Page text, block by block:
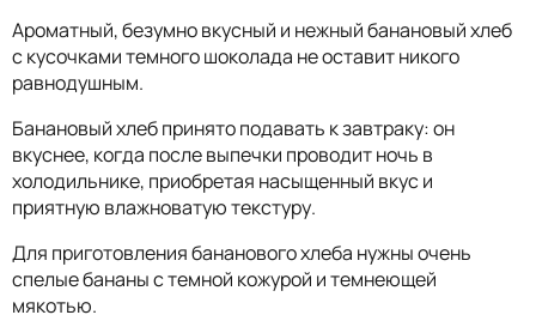
Ароматный, безумно вкусный и нежный банановый хлеб
с кусочками темного шоколада не оставит никого
равнодушным.
Банановый хлеб принято подавать к завтраку: он
вкуснее, когда после выпечки проводит ночь в
холодильнике, приобретая насыщенный вкус и
приятную влажноватую текстуру.
Для приготовления бананового хлеба нужны очень
спелые бананы с темной кожурой и темнеющей
мякотью.